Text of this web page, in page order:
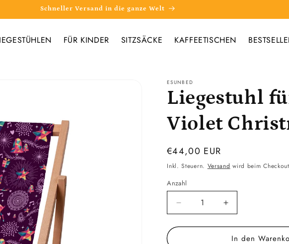
Schneller Versand in die ganze Welt
FÜR KINDER SITZSÄCKE KAFFEETISCHEN
ESUNBED
Liegestuhl
Violet
Normaler
Preis
€44,00 EUR
Inkl. Steuern. Versand wird beim
Anzahl
Verringere
die
Menge
Erhöhe
die
Menge
fürIn den